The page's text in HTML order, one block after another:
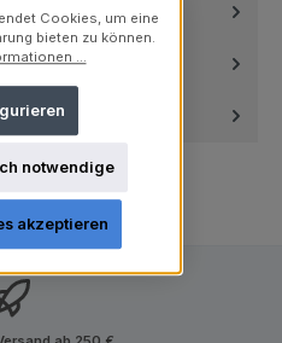
Cookies, um eine
bieten zu können.
...
notwendige
akzeptieren